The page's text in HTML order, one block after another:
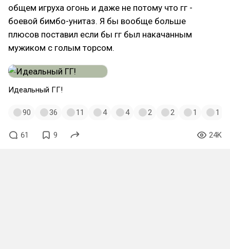
общем игруха огонь и даже не потому что гг -
боевой бимбо-унитаз. Я бы вообще больше
плюсов поставил если бы гг был накачанным
мужиком с голым торсом.
Идеальный ГГ!
90 36 11 4 4 2 2 1 1
61 9 24K